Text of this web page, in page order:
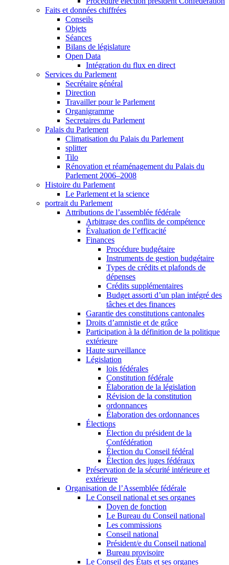
Faits et données chiffrées
Conseils
Objets
Séances
Bilans de législature
Open Data
Intégration du flux en direct
Services du Parlement
Secrétaire général
Direction
Travailler pour le Parlement
Organigramme
Secretaires du Parlement
Palais du Parlement
Climatisation du Palais du Parlement
splitter
Tilo
Rénovation et réaménagement du Palais du
Parlement 2006–2008
Histoire du Parlement
Le Parlement et la science
portrait du Parlement
Attributions de l’assemblée fédérale
Arbitrage des conflits de compétence
Évaluation de l’efficacité
Finances
Procédure budgétaire
Instruments de gestion budgétaire
Types de crédits et plafonds de
dépenses
Crédits supplémentaires
Budget assorti d’un plan intégré des
tâches et des finances
Garantie des constitutions cantonales
Droits d’amnistie et de grâce
Participation à la définition de la politique
extérieure
Haute surveillance
Législation
lois fédérales
Constitution fédérale
Élaboration de la législation
Révision de la constitution
ordonnances
Élaboration des ordonnances
Élections
Élection du président de la
Confédération
Élection du Conseil fédéral
Élection des juges fédéraux
Préservation de la sécurité intérieure et
extérieure
Organisation de l’Assemblée fédérale
Le Conseil national et ses organes
Doyen de fonction
Le Bureau du Conseil national
Les commissions
Conseil national
Président/e du Conseil national
Bureau provisoire
Le Conseil des États et ses organes